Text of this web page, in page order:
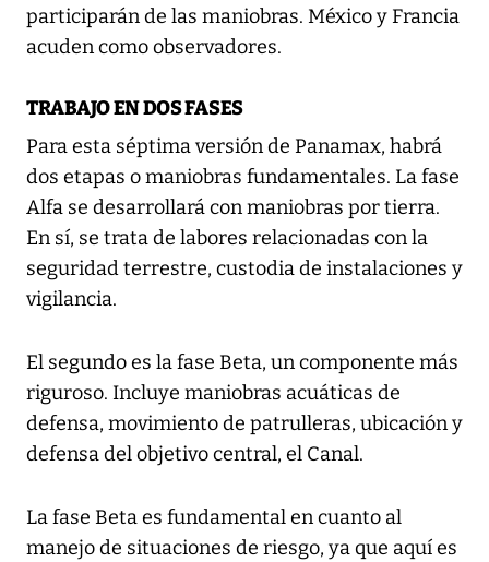
participarán de las maniobras. México y Francia
acuden como observadores.
TRABAJO EN DOS FASES
Para esta séptima versión de Panamax, habrá
dos etapas o maniobras fundamentales. La fase
Alfa se desarrollará con maniobras por tierra.
En sí, se trata de labores relacionadas con la
seguridad terrestre, custodia de instalaciones y
vigilancia.
El segundo es la fase Beta, un componente más
riguroso. Incluye maniobras acuáticas de
defensa, movimiento de patrulleras, ubicación y
defensa del objetivo central, el Canal.
La fase Beta es fundamental en cuanto al
manejo de situaciones de riesgo, ya que aquí es